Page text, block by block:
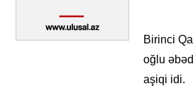
Birinci
oğlu
aşiqi idi.